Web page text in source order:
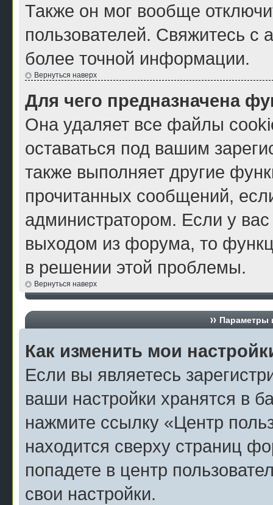
Также он мог вообще
пользователей. Свяжитесь с
более точной информации.
Вернуться наверх
Для чего предназначена
Она удаляет все файлы
оставаться под вашим
также выполняет другие
прочитанных сообщений,
администратором. Если у
выходом из форума, то
в решении этой проблемы.
Вернуться наверх
Параметры
Как изменить мои
Если вы являетесь
ваши настройки хранятся в
нажмите ссылку «Центр
находится сверху страниц
попадете в центр
свои настройки.